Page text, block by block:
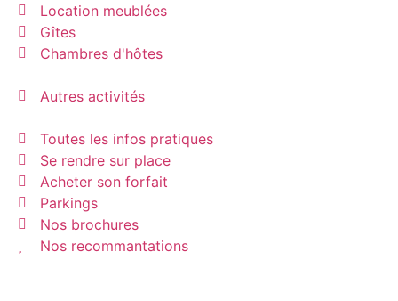
Location meublées
Gîtes
Chambres d'hôtes
Autres activités
Toutes les infos pratiques
Se rendre sur place
Acheter son forfait
Parkings
Nos brochures
Nos recommantations